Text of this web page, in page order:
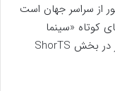
امسال پذیرای ۱۱۷ اثر از ۵۰ کشور از سراسر جهان است
کوتاه «سینما
بی‌پولی» و «رد پا» به همراه ۲۱ اثر کوتاه دیگر در بخش ShorTS